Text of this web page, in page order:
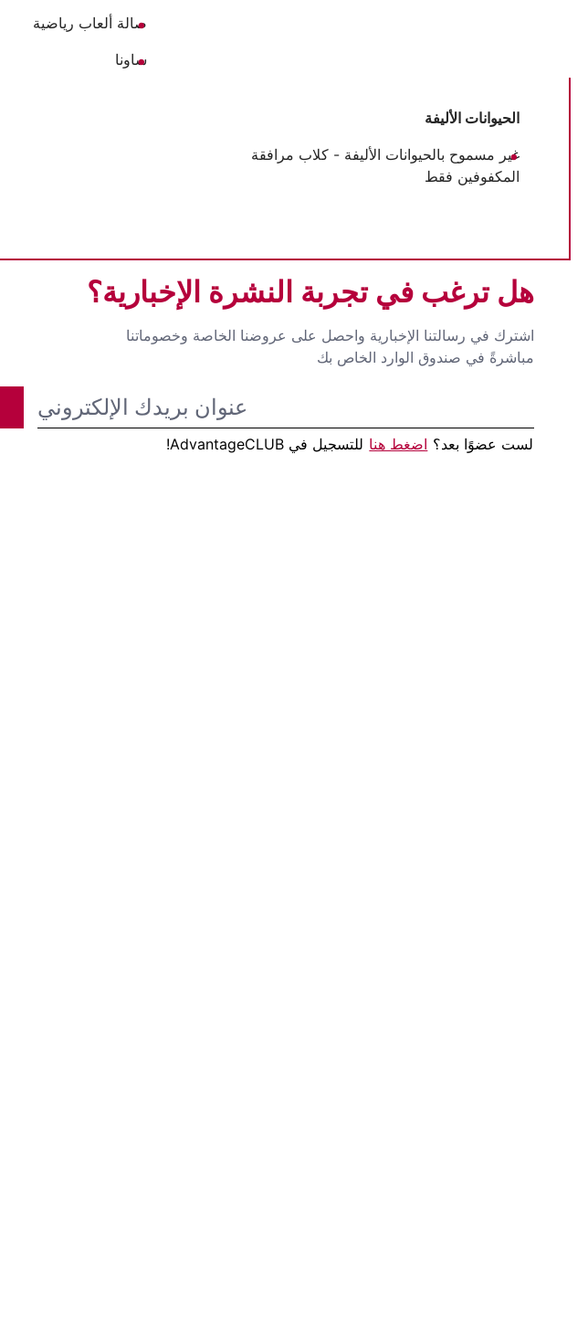
صالة ألعاب رياضية
ساونا
الحيوانات الأليفة
غير مسموح بالحيوانات الأليفة - كلاب مرافقة
المكفوفين فقط
هل ترغب في تجربة النشرة الإخبارية؟
اشترك في رسالتنا الإخبارية واحصل على عروضنا الخاصة وخصوماتنا
مباشرةً في صندوق الوارد الخاص بك
لست عضوًا بعد؟ اضغط هنا للتسجيل في AdvantageCLUB!